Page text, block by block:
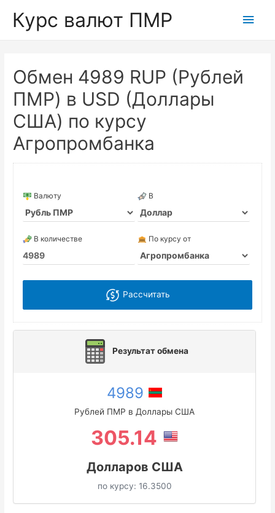
Курс валют ПМР
Обмен 4989 RUP (Рублей
ПМР) в USD (Доллары
США) по курсу
Агропромбанка
Валюту В
В количестве По курсу от
Рассчитать
Результат обмена
4989
Рублей ПМР в Доллары США
305.14
Долларов США
по курсу: 16.3500